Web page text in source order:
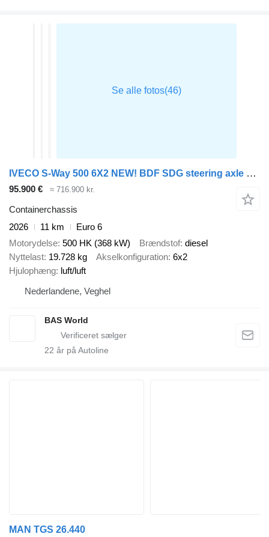
IVECO S-Way 500 6X2 NEW! BDF SDG steering axle EURO 6
95.900 € ≈ 716.900 kr.
Containerchassis
2026
11 km
Euro 6
Motorydelse 500 HK (368 kW) Brændstof diesel
Nyttelast 19.728 kg Akselkonfiguration 6x2
Hjulophæng luft/luft
Nederlandene, Veghel
BAS World
22 år på Autoline
MAN TGS 26.440